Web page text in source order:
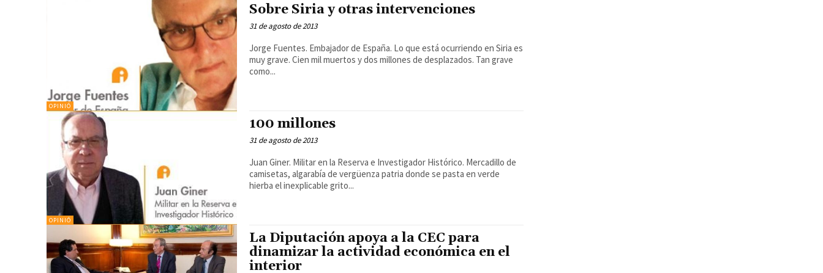
OPINIÓ
Sobre Siria y otras intervenciones
31 de agosto de 2013
Jorge Fuentes. Embajador de España. Lo que está ocurriendo en Siria es
muy grave. Cien mil muertos y dos millones de desplazados. Tan grave
como...
OPINIÓ
100 millones
31 de agosto de 2013
Juan Giner. Militar en la Reserva e Investigador Histórico. Mercadillo de
camisetas, algarabía de vergüenza patria donde se pasta en verde
hierba el inexplicable grito...
La Diputación apoya a la CEC para
dinamizar la actividad económica en el
interior